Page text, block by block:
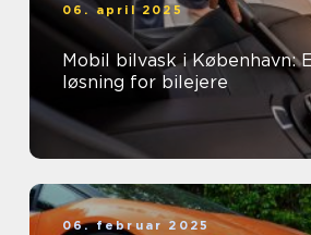
06. april 2025
Mobil bilvask i København:
løsning for bilejere
06. februar 2025